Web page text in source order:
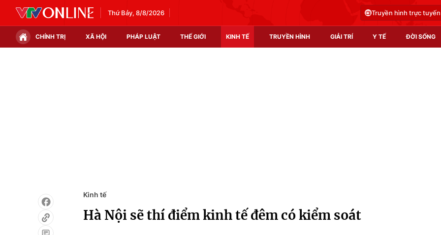
Thứ Bảy, 8/8/2026 Truyền hình trực tuyến
CHÍNH TRỊ XÃ HỘI PHÁP LUẬT THẾ GIỚI KINH TẾ TRUYỀN HÌNH GIẢI TRÍ Y TẾ ĐỜI SỐNG
Kinh tế
Hà Nội sẽ thí điểm kinh tế đêm có kiểm soát